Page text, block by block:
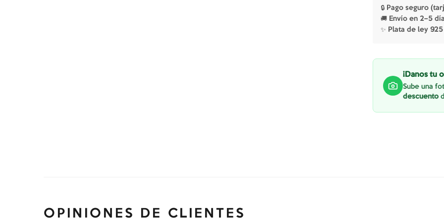
🔒 Pago seguro
🚚 Envío en 2–5
✨ Plata de ley
¡Danos tu
Sube una
descuento
OPINIONES DE CLIENTES